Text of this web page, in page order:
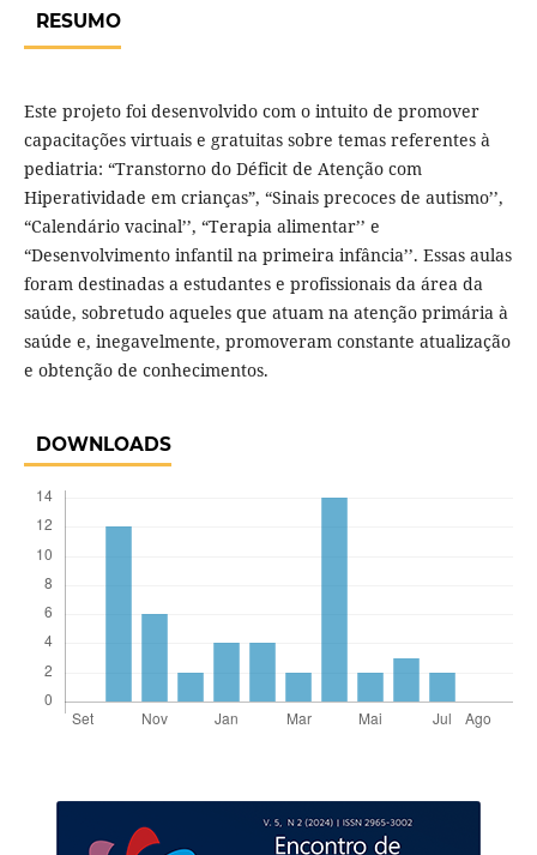
RESUMO
Este projeto foi desenvolvido com o intuito de promover
capacitações virtuais e gratuitas sobre temas referentes à
pediatria: “Transtorno do Déficit de Atenção com
Hiperatividade em crianças”, “Sinais precoces de autismo’’,
“Calendário vacinal’’, “Terapia alimentar’’ e
“Desenvolvimento infantil na primeira infância’’. Essas aulas
foram destinadas a estudantes e profissionais da área da
saúde, sobretudo aqueles que atuam na atenção primária à
saúde e, inegavelmente, promoveram constante atualização
e obtenção de conhecimentos.
DOWNLOADS